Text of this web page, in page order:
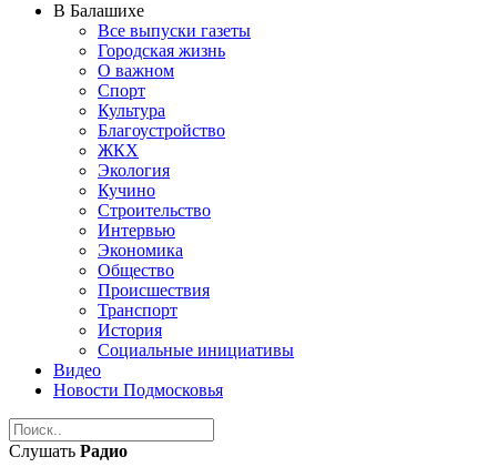
В Балашихе
Все выпуски газеты
Городская жизнь
О важном
Спорт
Культура
Благоустройство
ЖКХ
Экология
Кучино
Строительство
Интервью
Экономика
Общество
Происшествия
Транспорт
История
Социальные инициативы
Видео
Новости Подмосковья
Слушать Радио